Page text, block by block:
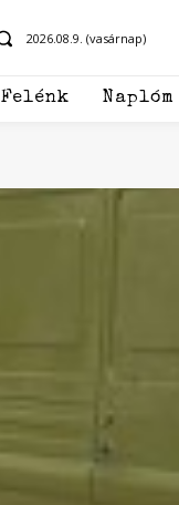
2026.08.9. (vasárnap)
Felénk Naplóm